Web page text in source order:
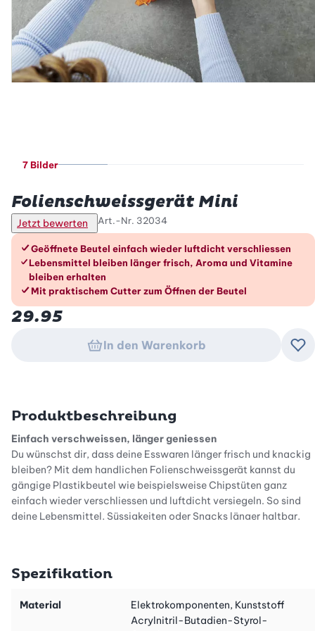
7 Bilder
Folienschweissgerät Mini
Jetzt bewerten Art.-Nr. 32034
Die Vorteile im Überblick
Geöffnete Beutel einfach wieder luftdicht verschliessen
Lebensmittel bleiben länger frisch, Aroma und Vitamine
bleiben erhalten
Mit praktischem Cutter zum Öffnen der Beutel
29.95
In den Warenkorb
Produktbeschreibung
Einfach verschweissen, länger geniessen
Du wünschst dir, dass deine Esswaren länger frisch und knackig
bleiben? Mit dem handlichen Folienschweissgerät kannst du
gängige Plastikbeutel wie beispielsweise Chipstüten ganz
einfach wieder verschliessen und luftdicht versiegeln. So sind
deine Lebensmittel, Süssigkeiten oder Snacks länger haltbar,
Mit dem kleinen USB-Folienschweissgerät kannst du dünne und
dickere Beutel im Handumdrehen wieder verschliessen. Einfach
Spezifikation
Material
Elektrokomponenten, Kunststoff
Acrylnitril-Butadien-Styrol-